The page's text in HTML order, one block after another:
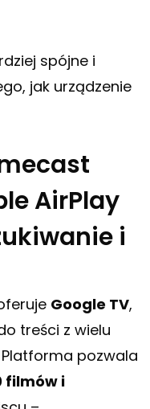
spójne i
jak urządzenie
AirPlay
i
Google TV,
treści z wielu
pozwala
filmów i